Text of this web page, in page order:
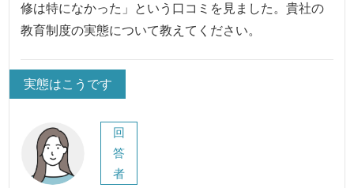
修は特になかった」という口コミを見ました。貴社の
教育制度の実態について教えてください。
実態はこうです
回
答
者